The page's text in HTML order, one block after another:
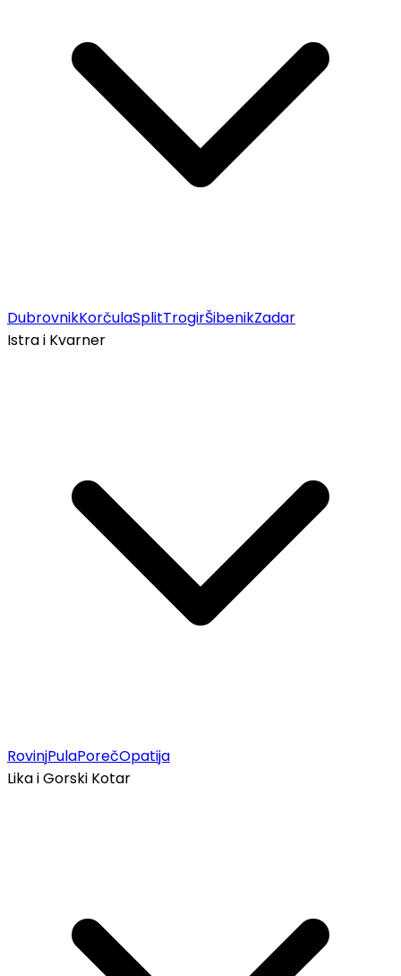
DubrovnikKorčulaSplitTrogirŠibenikZadar
Istra i Kvarner
RovinjPulaPorečOpatija
Lika i Gorski Kotar